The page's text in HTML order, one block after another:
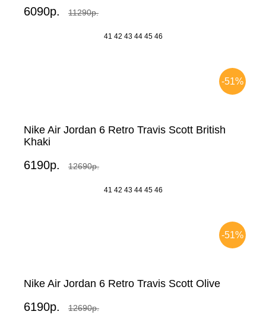
6090р. 11290р.
41 42 43 44 45 46
-51%
Nike Air Jordan 6 Retro Travis Scott British
Khaki
6190р. 12690р.
41 42 43 44 45 46
-51%
Nike Air Jordan 6 Retro Travis Scott Olive
6190р. 12690р.